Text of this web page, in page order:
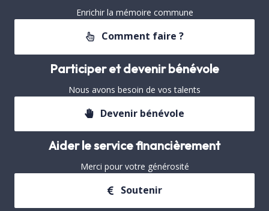
Enrichir la mémoire commune
Comment faire ?
Participer et devenir bénévole
Nous avons besoin de vos talents
Devenir bénévole
Aider le service financièrement
Merci pour votre générosité
Soutenir